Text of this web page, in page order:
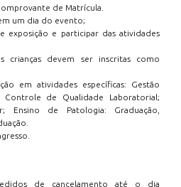
de Matrícula.
um dia do evento;
exposição e participar das atividades
devem ser inscritas como
em atividades específicas: Gestão
Controle de Qualidade Laboratorial;
Ensino de Patologia: Graduação,
de cancelamento até o dia